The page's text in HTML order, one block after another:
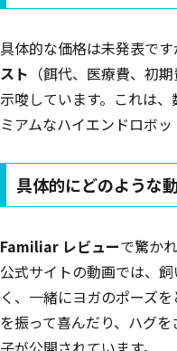
具体的な価格は未発表で
スト （餌代、医療費、初
示唆しています。これは
ミアムなハイエンドロボッ
具体的にどのような
Familiar レビューで驚か
公式サイトの動画では、
く、一緒にヨガのポーズ
を振って喜んだり、ハグ